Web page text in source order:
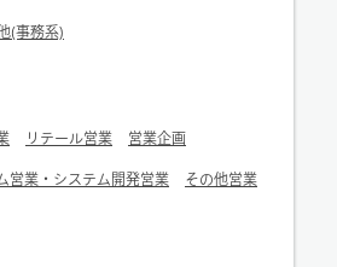
(事務系)
リテール営業 営業企画
営業・システム開発営業 その他営業